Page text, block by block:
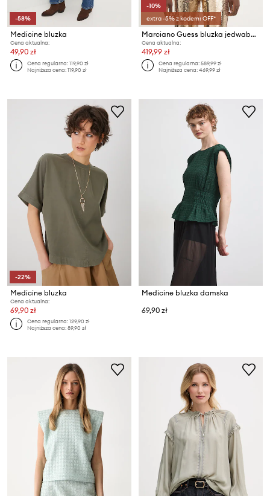
-58%
Medicine bluzka
Cena aktualna:
49,90 zł
Cena regularna:119,90 zł
Najniższa cena:119,90 zł
-10%
extra -5% z kodem: OFF*
Marciano Guess bluzka jedwabna DENISE
Cena aktualna:
419,99 zł
Cena regularna:589,99 zł
Najniższa cena:469,99 zł
-22%
Medicine bluzka
Cena aktualna:
69,90 zł
Cena regularna:129,90 zł
Najniższa cena:89,90 zł
Medicine bluzka damska
69,90 zł